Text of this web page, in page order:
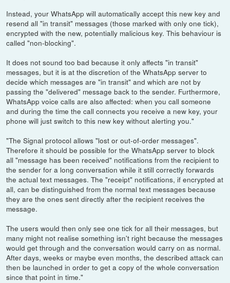
Instead, your WhatsApp will automatically accept this new key and
resend all "in transit" messages (those marked with only one tick),
encrypted with the new, potentially malicious key. This behaviour is
called "non-blocking".
It does not sound too bad because it only affects "in transit"
messages, but it is at the discretion of the WhatsApp server to
decide which messages are "in transit" and which are not by
passing the "delivered" message back to the sender. Furthermore,
WhatsApp voice calls are also affected: when you call someone
and during the time the call connects you receive a new key, your
phone will just switch to this new key without alerting you."
"The Signal protocol allows "lost or out-of-order messages".
Therefore it should be possible for the WhatsApp server to block
all "message has been received" notifications from the recipient to
the sender for a long conversation while it still correctly forwards
the actual text messages. The "receipt" notifications, if encrypted at
all, can be distinguished from the normal text messages because
they are the ones sent directly after the recipient receives the
message.
The users would then only see one tick for all their messages, but
many might not realise something isn't right because the messages
would get through and the conversation would carry on as normal.
After days, weeks or maybe even months, the described attack can
then be launched in order to get a copy of the whole conversation
since that point in time."